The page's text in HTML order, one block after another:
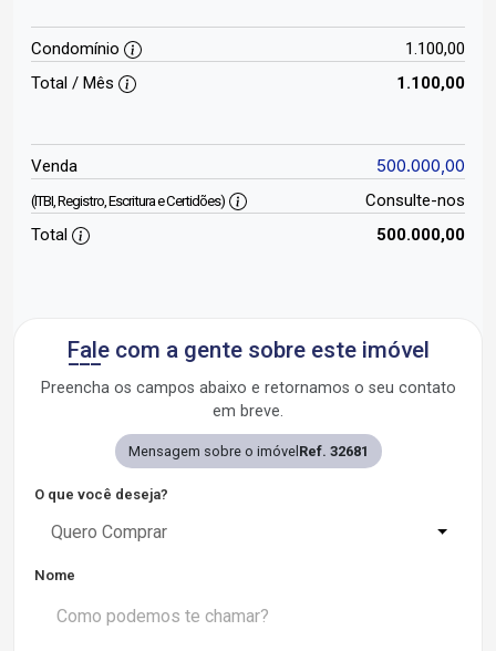
Condomínio
1.100,00
Total / Mês
1.100,00
Venda 500.000,00
(ITBI, Registro, Escritura e Certidões)
Consulte-nos
Total
500.000,00
Fale com a gente sobre este imóvel
Preencha os campos abaixo e retornamos o seu contato
em breve.
Mensagem sobre o imóvel Ref. 32681
O que você deseja?
Quero Comprar
Nome